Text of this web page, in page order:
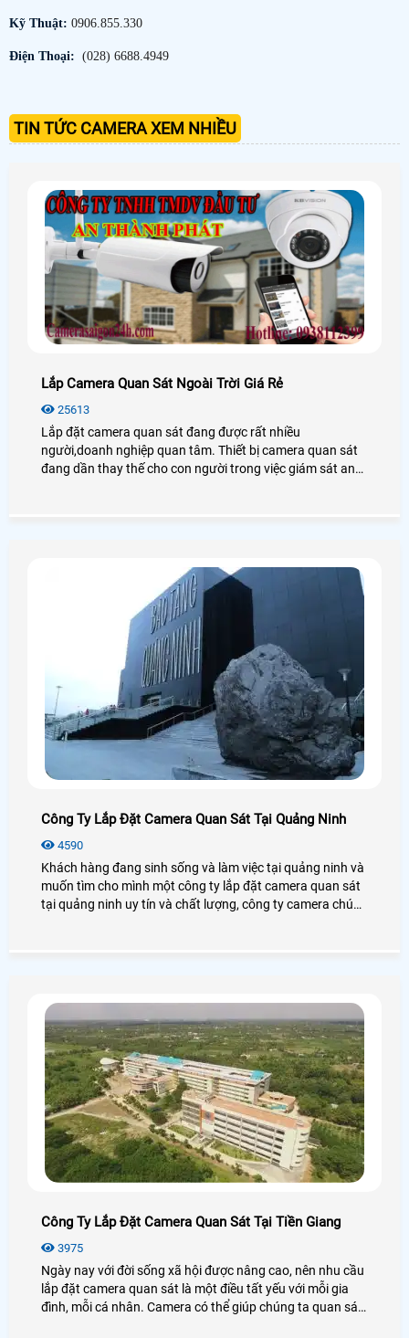
Kỹ Thuật: 0906.855.330
Điện Thoại: (028) 6688.4949
TIN TỨC CAMERA XEM NHIỀU
Lắp Camera Quan Sát Ngoài Trời Giá Rẻ
25613
Lắp đặt camera quan sát đang được rất nhiều
người,doanh nghiệp quan tâm. Thiết bị camera quan sát
đang dần thay thế cho con người trong việc giám sát an
Công Ty Lắp Đặt Camera Quan Sát Tại Quảng Ninh
4590
Khách hàng đang sinh sống và làm việc tại quảng ninh và
muốn tìm cho mình một công ty lắp đặt camera quan sát
tại quảng ninh uy tín và chất lượng, công ty camera chúng
Công Ty Lắp Đặt Camera Quan Sát Tại Tiền Giang
3975
Ngày nay với đời sống xã hội được nâng cao, nên nhu cầu
lắp đặt camera quan sát là một điều tất yếu với mỗi gia
đình, mỗi cá nhân. Camera có thể giúp chúng ta quan sát